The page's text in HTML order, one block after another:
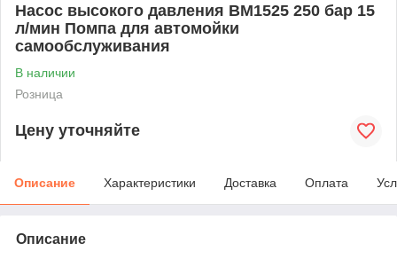
Насос высокого давления BM1525 250 бар 15
л/мин Помпа для автомойки
самообслуживания
В наличии
Розница
Цену уточняйте
Описание Характеристики Доставка Оплата
Описание